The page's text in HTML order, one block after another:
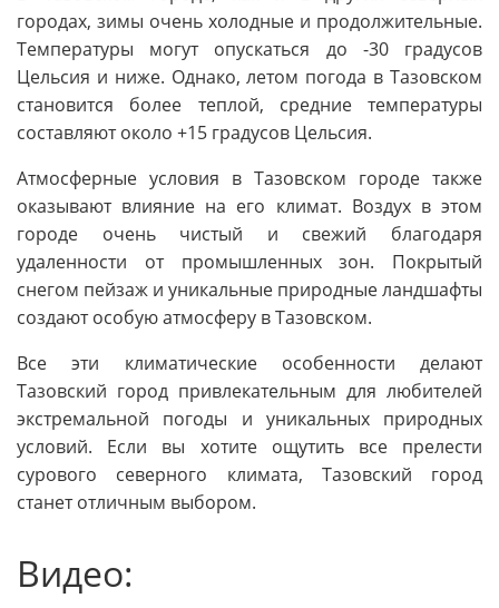
городах, зимы очень холодные и продолжительные.
Температуры могут опускаться до -30 градусов
Цельсия и ниже. Однако, летом погода в Тазовском
становится более теплой, средние температуры
составляют около +15 градусов Цельсия.
Атмосферные условия в Тазовском городе также
оказывают влияние на его климат. Воздух в этом
городе очень чистый и свежий благодаря
удаленности от промышленных зон. Покрытый
снегом пейзаж и уникальные природные ландшафты
создают особую атмосферу в Тазовском.
Все эти климатические особенности делают
Тазовский город привлекательным для любителей
экстремальной погоды и уникальных природных
условий. Если вы хотите ощутить все прелести
сурового северного климата, Тазовский город
станет отличным выбором.
Видео: